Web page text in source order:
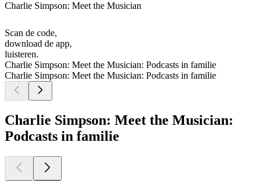
Charlie Simpson: Meet the Musician
Scan de code,
download de app,
luisteren.
Charlie Simpson: Meet the Musician: Podcasts in familie
Charlie Simpson: Meet the Musician: Podcasts in familie
Charlie Simpson: Meet the Musician:
Podcasts in familie